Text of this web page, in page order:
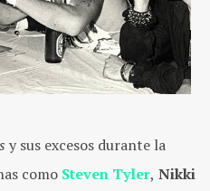
y sus excesos durante la
como Steven Tyler, Nikki